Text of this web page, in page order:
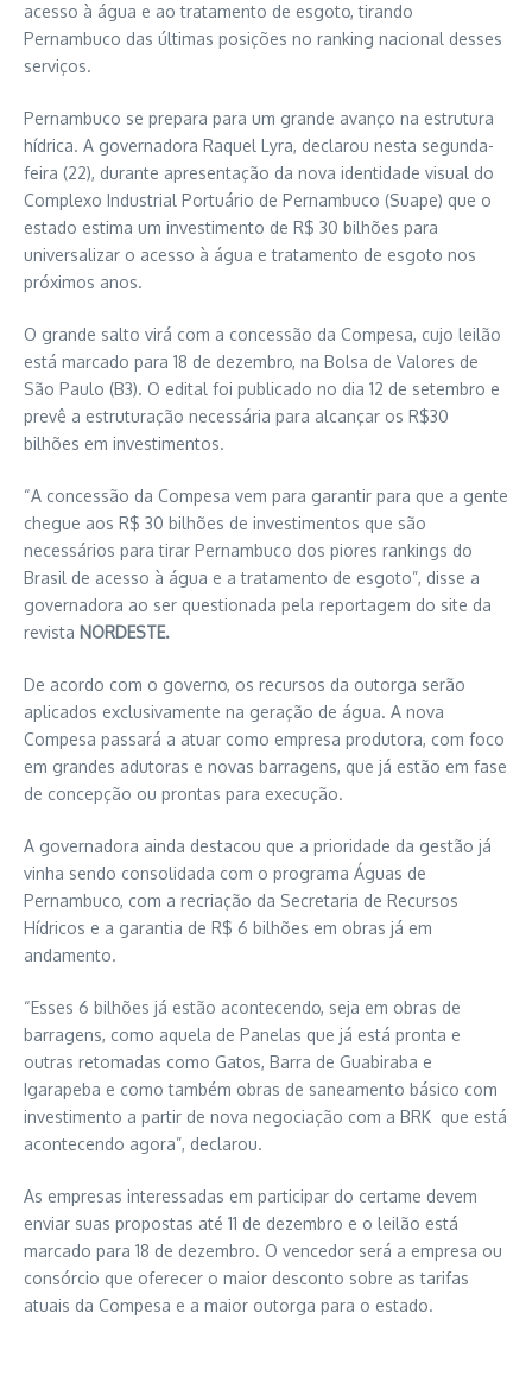
acesso à água e ao tratamento de esgoto, tirando
Pernambuco das últimas posições no ranking nacional desses
serviços.
Pernambuco se prepara para um grande avanço na estrutura
hídrica. A governadora Raquel Lyra, declarou nesta segunda-
feira (22), durante apresentação da nova identidade visual do
Complexo Industrial Portuário de Pernambuco (Suape) que o
estado estima um investimento de R$ 30 bilhões para
universalizar o acesso à água e tratamento de esgoto nos
próximos anos.
O grande salto virá com a concessão da Compesa, cujo leilão
está marcado para 18 de dezembro, na Bolsa de Valores de
São Paulo (B3). O edital foi publicado no dia 12 de setembro e
prevê a estruturação necessária para alcançar os R$30
bilhões em investimentos.
“A concessão da Compesa vem para garantir para que a gente
chegue aos R$ 30 bilhões de investimentos que são
necessários para tirar Pernambuco dos piores rankings do
Brasil de acesso à água e a tratamento de esgoto”, disse a
governadora ao ser questionada pela reportagem do site da
revista NORDESTE.
De acordo com o governo, os recursos da outorga serão
aplicados exclusivamente na geração de água. A nova
Compesa passará a atuar como empresa produtora, com foco
em grandes adutoras e novas barragens, que já estão em fase
de concepção ou prontas para execução.
A governadora ainda destacou que a prioridade da gestão já
vinha sendo consolidada com o programa Águas de
Pernambuco, com a recriação da Secretaria de Recursos
Hídricos e a garantia de R$ 6 bilhões em obras já em
andamento.
“Esses 6 bilhões já estão acontecendo, seja em obras de
barragens, como aquela de Panelas que já está pronta e
outras retomadas como Gatos, Barra de Guabiraba e
Igarapeba e como também obras de saneamento básico com
investimento a partir de nova negociação com a BRK que está
acontecendo agora”, declarou.
As empresas interessadas em participar do certame devem
enviar suas propostas até 11 de dezembro e o leilão está
marcado para 18 de dezembro. O vencedor será a empresa ou
consórcio que oferecer o maior desconto sobre as tarifas
atuais da Compesa e a maior outorga para o estado.